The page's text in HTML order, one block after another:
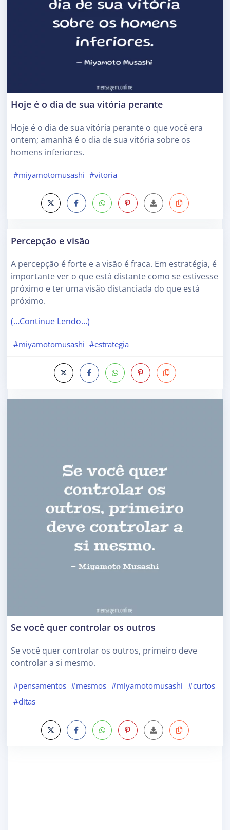
Hoje é o dia de sua vitória perante
Hoje é o dia de sua vitória perante o que você era
ontem; amanhã é o dia de sua vitória sobre os
homens inferiores.
#miyamotomusashi #vitoria
Percepção e visão
A percepção é forte e a visão é fraca. Em estratégia, é
importante ver o que está distante como se estivesse
próximo e ter uma visão distanciada do que está
próximo.
(…Continue Lendo…)
#miyamotomusashi #estrategia
Se você quer controlar os outros
Se você quer controlar os outros, primeiro deve
controlar a si mesmo.
#pensamentos #mesmos #miyamotomusashi #curtos
#ditas